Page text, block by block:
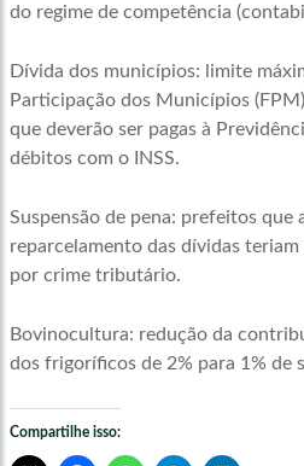
do regime de competência
Dívida dos municípios: limite
Participação dos Municípios
que deverão ser pagas à
débitos com o INSS.
Suspensão de pena: prefeitos que
reparcelamento das dívidas teriam
por crime tributário.
Bovinocultura: redução da
dos frigoríficos de 2% para 1% de
Compartilhe isso: